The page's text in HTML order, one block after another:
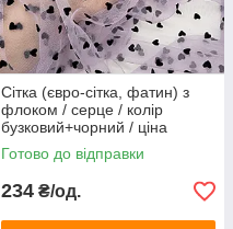
Сітка (євро-сітка, фатин) з
флоком / серце / колір
бузковий+чорний / ціна
вказана за 0,5 метра сітки
Готово до відправки
234 ₴/од.